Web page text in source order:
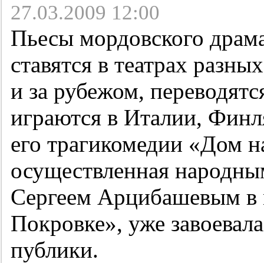
27.03.2009 12:00
Пьесы мордовского
ставятся в театрах
и за рубежом,
играются в Италии,
его трагикомедии «Дом
осуществленная
Сергеем Арцибашевым в
Покровке», уже
публики.